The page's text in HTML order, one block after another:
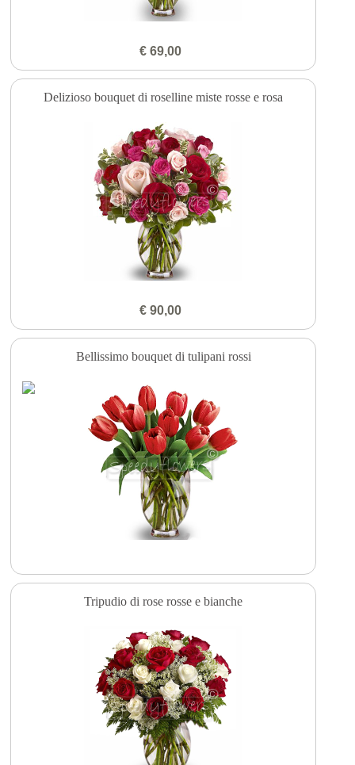
€ 69,00
Delizioso bouquet di roselline miste rosse e rosa
€ 90,00
Bellissimo bouquet di tulipani rossi
Tripudio di rose rosse e bianche